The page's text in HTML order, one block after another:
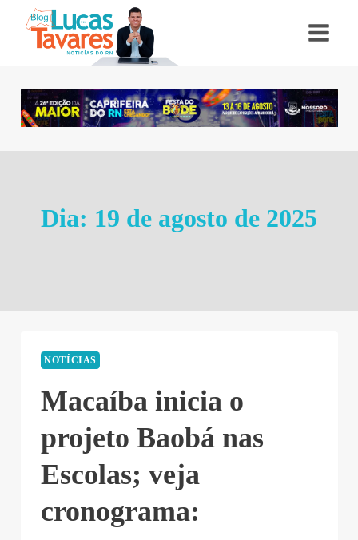
Dia: 19 de agosto de 2025
NOTÍCIAS
Macaíba inicia o
projeto Baobá nas
Escolas; veja
cronograma: